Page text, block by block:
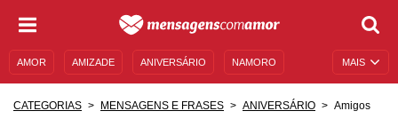
MAIS
AMOR AMIZADE ANIVERSÁRIO NAMORO
CATEGORIAS MENSAGENS E FRASES ANIVERSÁRIO Amigos